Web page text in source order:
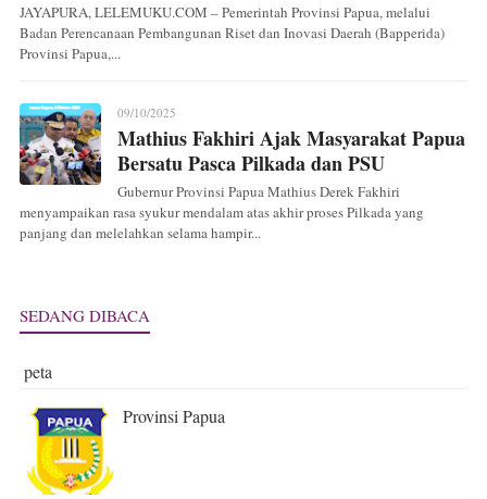
JAYAPURA, LELEMUKU.COM – Pemerintah Provinsi Papua, melalui
Badan Perencanaan Pembangunan Riset dan Inovasi Daerah (Bapperida)
Provinsi Papua,...
09/10/2025
Mathius Fakhiri Ajak Masyarakat Papua
Bersatu Pasca Pilkada dan PSU
Gubernur Provinsi Papua Mathius Derek Fakhiri
menyampaikan rasa syukur mendalam atas akhir proses Pilkada yang
panjang dan melelahkan selama hampir...
SEDANG DIBACA
peta
Provinsi Papua